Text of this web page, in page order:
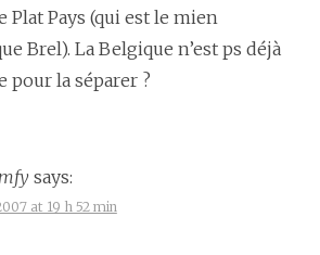
Plat Pays (qui est le mien
Brel). La Belgique n’est ps déjà
pour la séparer ?
says:
at 19 h 52 min